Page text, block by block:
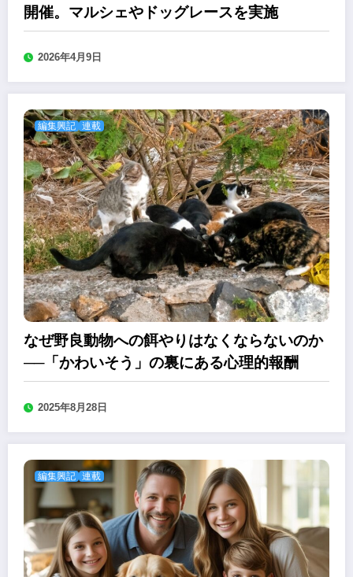
開催。マルシェやドッグレースを実施
2026年4月9日
編集興記 連載
なぜ野良動物への餌やりはなくならないのか
──「かわいそう」の裏にある心理的報酬
2025年8月28日
編集興記 連載